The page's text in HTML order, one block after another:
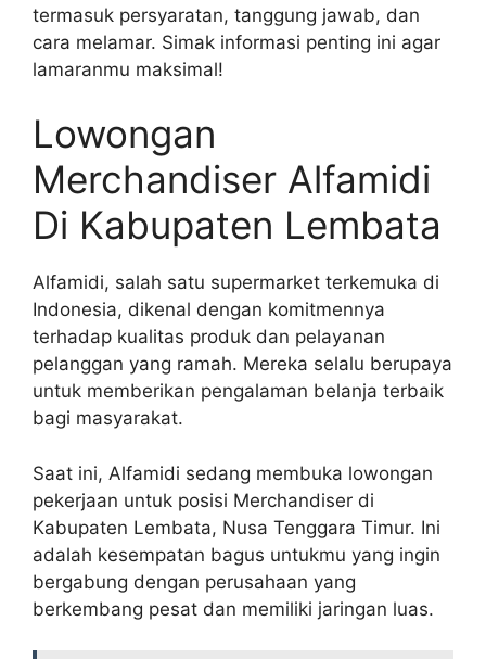
termasuk persyaratan, tanggung jawab, dan
cara melamar. Simak informasi penting ini agar
lamaranmu maksimal!
Lowongan
Merchandiser Alfamidi
Di Kabupaten Lembata
Alfamidi, salah satu supermarket terkemuka di
Indonesia, dikenal dengan komitmennya
terhadap kualitas produk dan pelayanan
pelanggan yang ramah. Mereka selalu berupaya
untuk memberikan pengalaman belanja terbaik
bagi masyarakat.
Saat ini, Alfamidi sedang membuka lowongan
pekerjaan untuk posisi Merchandiser di
Kabupaten Lembata, Nusa Tenggara Timur. Ini
adalah kesempatan bagus untukmu yang ingin
bergabung dengan perusahaan yang
berkembang pesat dan memiliki jaringan luas.